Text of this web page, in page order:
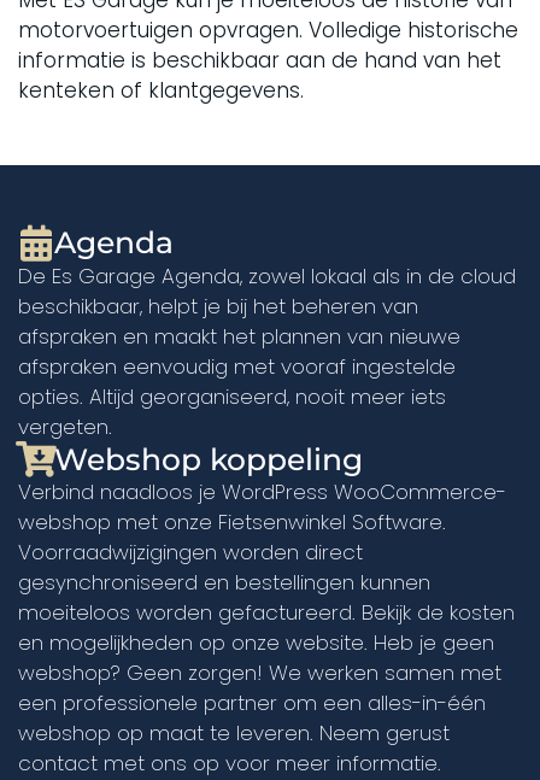
motorvoertuigen opvragen. Volledige historische
informatie is beschikbaar aan de hand van het
kenteken of klantgegevens.
Agenda
De Es Garage Agenda, zowel lokaal als in de cloud
beschikbaar, helpt je bij het beheren van
afspraken en maakt het plannen van nieuwe
afspraken eenvoudig met vooraf ingestelde
opties. Altijd georganiseerd, nooit meer iets
vergeten.
Webshop koppeling
Verbind naadloos je WordPress WooCommerce-
webshop met onze Fietsenwinkel Software.
Voorraadwijzigingen worden direct
gesynchroniseerd en bestellingen kunnen
moeiteloos worden gefactureerd. Bekijk de kosten
en mogelijkheden op onze website. Heb je geen
webshop? Geen zorgen! We werken samen met
een professionele partner om een alles-in-één
webshop op maat te leveren. Neem gerust
contact met ons op voor meer informatie.